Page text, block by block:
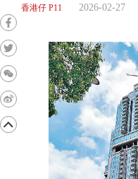
香港仔 P11 2026-02-27